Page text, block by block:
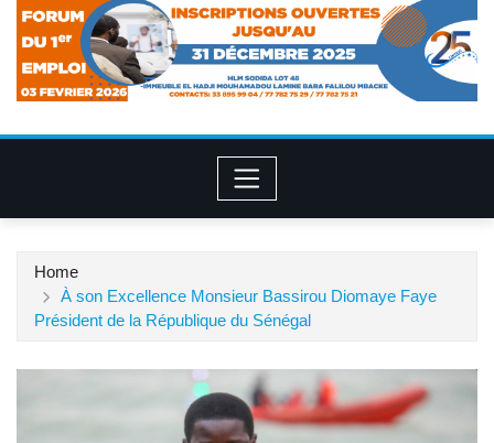
Home
À son Excellence Monsieur Bassirou Diomaye Faye
Président de la République du Sénégal